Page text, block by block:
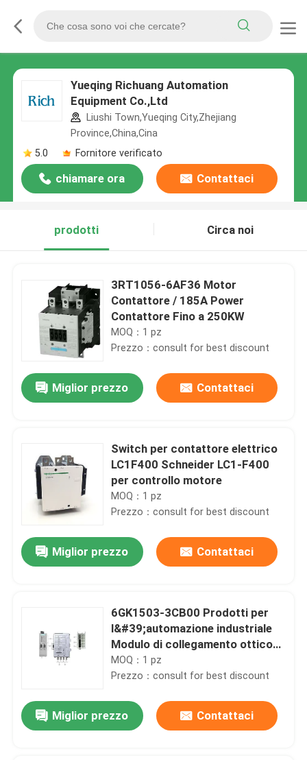
Yueqing Richuang Automation
Equipment Co.,Ltd
Liushi Town,Yueqing City,Zhejiang
Province,China,Cina
5.0
Fornitore verificato
chiamare ora Contattaci
prodotti Circa noi
3RT1056-6AF36 Motor
Contattore / 185A Power
Contattore Fino a 250KW
MOQ：1 pz
Prezzo：consult for best discount
Miglior prezzo Contattaci
Switch per contattore elettrico
LC1F400 Schneider LC1-F400
per controllo motore
MOQ：1 pz
Prezzo：consult for best discount
Miglior prezzo Contattaci
6GK1503-3CB00 Prodotti per
l&#39;automazione industriale
Modulo di collegamento ottico
PROFIBUS
MOQ：1 pz
Prezzo：consult for best discount
Miglior prezzo Contattaci